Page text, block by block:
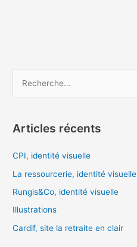
h
h
e
r
Articles récents
CPI, identité visuelle
La ressourcerie, identité visuelle
Rungis&Co, identité visuelle
Illustrations
Cardif, site la retraite en clair